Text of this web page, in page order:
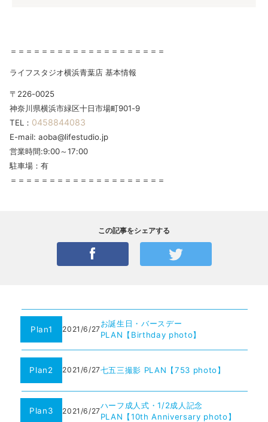
＝＝＝＝＝＝＝＝＝＝＝＝＝＝＝＝＝＝＝＝
ライフスタジオ横浜青葉店 基本情報
〒226-0025
神奈川県横浜市緑区十日市場町901-9
TEL： 0458844083
E-mail: aoba@lifestudio.jp
営業時間:9:00～17:00
駐車場：有
＝＝＝＝＝＝＝＝＝＝＝＝＝＝＝＝＝＝＝＝
この記事をシェアする
Plan1 2021/6/27
お誕生日・バースデー
PLAN【Birthday photo】
Plan2 2021/6/27七五三撮影 PLAN【753 photo】
Plan3 2021/6/27
ハーフ成人式・1/2成人記念
PLAN【10th Anniversary photo】